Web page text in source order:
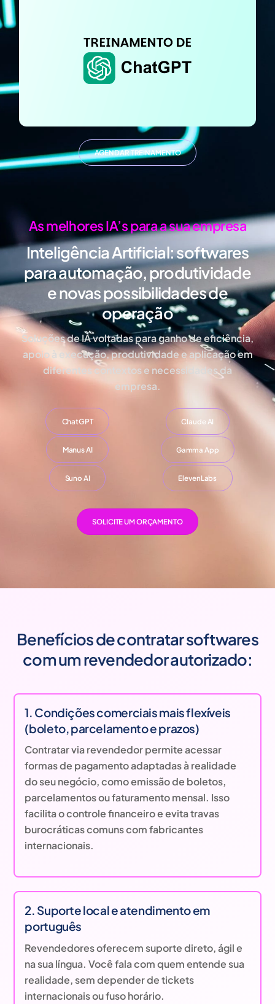
AGENDAR TREINAMENTO
As melhores IA’s para a sua empresa
Inteligência Artificial:softwares
para automação, produtividade
e novas possibilidades de
operação
Soluções de IA voltadas para ganho de eficiência,
apoio à execução, produtividade e aplicação em
diferentes contextos e necessidades da
empresa.
ChatGPT Claude AI
Manus AI Gamma App
Suno AI ElevenLabs
SOLICITE UM ORÇAMENTO
Benefícios de contratar softwares
com um revendedor autorizado:
1. Condições comerciais mais flexíveis
(boleto, parcelamento e prazos)
Contratar via revendedor permite acessar
formas de pagamento adaptadas à realidade
do seu negócio, como emissão de boletos,
parcelamentos ou faturamento mensal. Isso
facilita o controle financeiro e evita travas
burocráticas comuns com fabricantes
internacionais.
2. Suporte local e atendimento em
português
Revendedores oferecem suporte direto, ágil e
na sua língua. Você fala com quem entende sua
realidade, sem depender de tickets
internacionais ou fuso horário.